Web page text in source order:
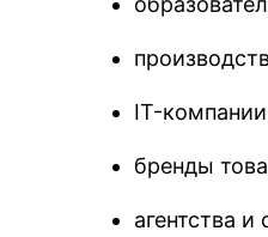
IT-
бренды
агентства и